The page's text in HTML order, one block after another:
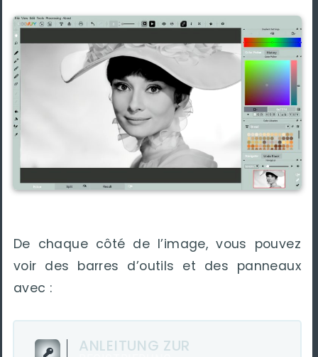
De chaque côté de l’image, vous pouvez
voir des barres d’outils et des panneaux
avec :
ANLEITUNG ZUR